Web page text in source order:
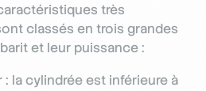
très
classés en trois grandes
et leur puissance :
la cylindrée est inférieure à